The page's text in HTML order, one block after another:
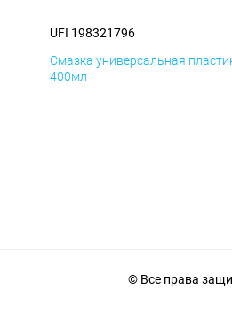
UFI 198321796
Смазка универсальная
400мл
© Все права